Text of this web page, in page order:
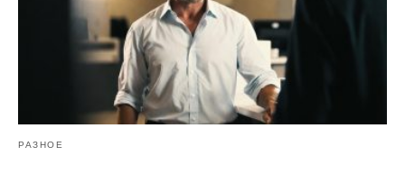
РАЗНОЕ